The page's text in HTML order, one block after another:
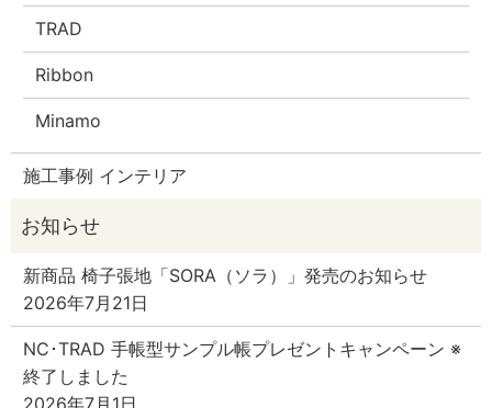
TRAD
Ribbon
Minamo
施工事例 インテリア
新商品 椅子張地「SORA（ソラ）」発売のお知らせ
2026年7月21日
NC･TRAD 手帳型サンプル帳プレゼントキャンペーン ※
終了しました